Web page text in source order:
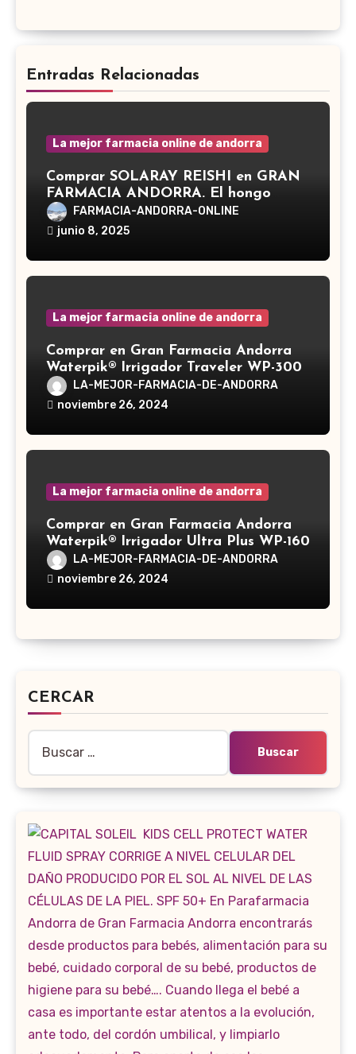
Entradas Relacionadas
La mejor farmacia online de andorra
Comprar SOLARAY REISHI en GRAN
FARMACIA ANDORRA. El hongo
Reishi, cuyo nombre científico es
Ganoderma lucidum, es un hongo
en la medicina tradicional asiática
FARMACIA-ANDORRA-ONLINE
junio 8, 2025
La mejor farmacia online de andorra
Comprar en Gran Farmacia Andorra
Waterpik® Irrigador Traveler WP-300
LA-MEJOR-FARMACIA-DE-ANDORRA
noviembre 26, 2024
La mejor farmacia online de andorra
Comprar en Gran Farmacia Andorra
Waterpik® Irrigador Ultra Plus WP-160
LA-MEJOR-FARMACIA-DE-ANDORRA
noviembre 26, 2024
CERCAR